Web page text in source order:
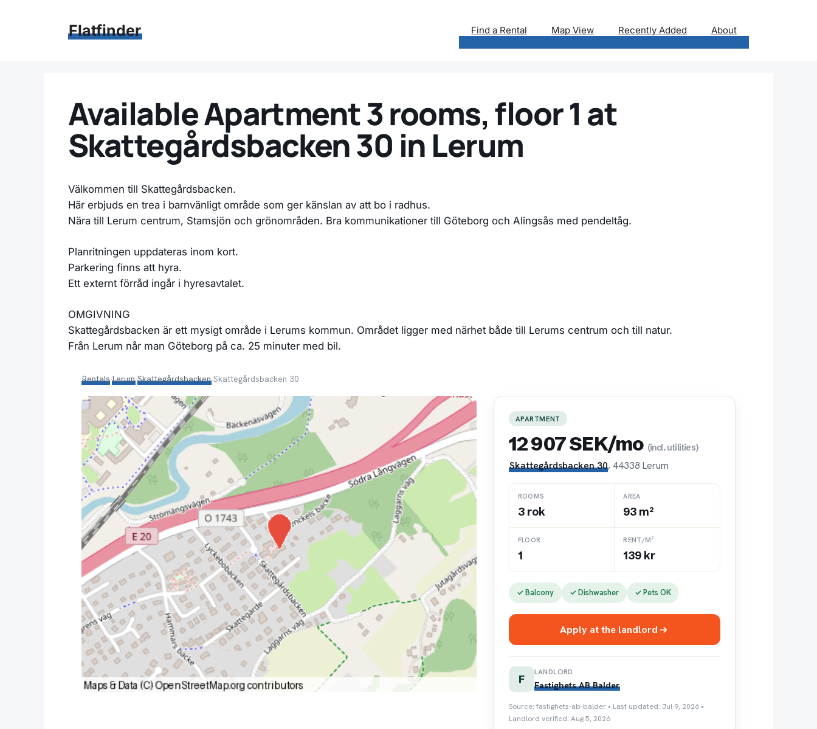
Flatfinder Find a Rental Map View Recently Added About
Available Apartment 3 rooms, floor 1 at
Skattegårdsbacken 30 in Lerum
Välkommen till Skattegårdsbacken.
Här erbjuds en trea i barnvänligt område som ger känslan av att bo i radhus.
Nära till Lerum centrum, Stamsjön och grönområden. Bra kommunikationer till Göteborg och Alingsås med pendeltåg.
Planritningen uppdateras inom kort.
Parkering finns att hyra.
Ett externt förråd ingår i hyresavtalet.
OMGIVNING
Skattegårdsbacken är ett mysigt område i Lerums kommun. Området ligger med närhet både till Lerums centrum och till natur.
Från Lerum når man Göteborg på ca. 25 minuter med bil.
Rentals›Lerum›Skattegårdsbacken›Skattegårdsbacken 30
APARTMENT
12 907 SEK/mo (incl. utilities)
Skattegårdsbacken 30, 44338 Lerum
ROOMS
3 rok
AREA
93 m²
FLOOR
1
RENT/M²
139 kr
✓ Balcony ✓ Dishwasher ✓ Pets OK
Apply at the landlord
F
LANDLORD
Fastighets AB Balder
Source: fastighets-ab-balder • Last updated: Jul 9, 2026 •
Landlord verified: Aug 5, 2026